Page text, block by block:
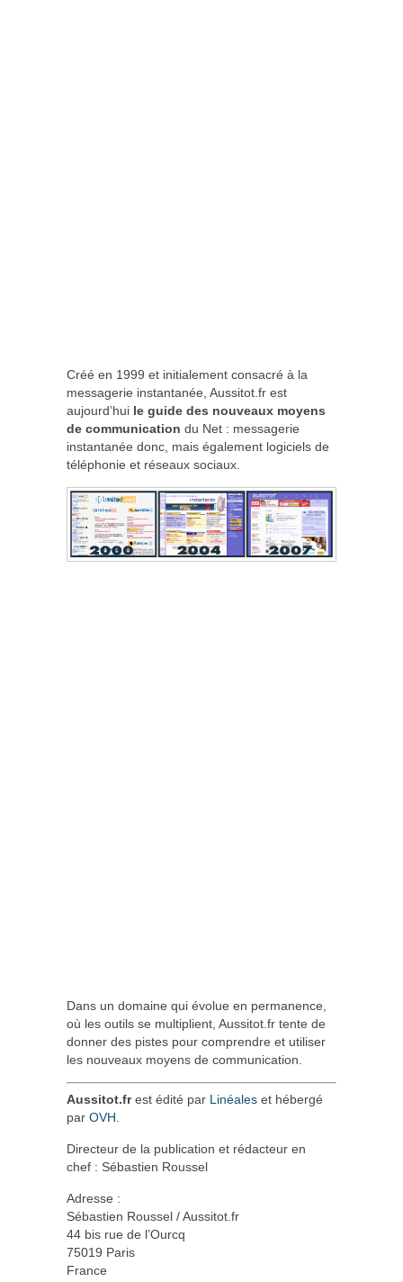
Créé en 1999 et initialement consacré à la
messagerie instantanée, Aussitot.fr est
aujourd’hui le guide des nouveaux moyens
de communication du Net : messagerie
instantanée donc, mais également logiciels de
téléphonie et réseaux sociaux.
Dans un domaine qui évolue en permanence,
où les outils se multiplient, Aussitot.fr tente de
donner des pistes pour comprendre et utiliser
les nouveaux moyens de communication.
Aussitot.frest édité par Linéales et hébergé
par OVH
Directeur de la publication et rédacteur en
chef : Sébastien Roussel
Adresse :
Sébastien Roussel / Aussitot.fr
44 bis rue de l’Ourcq
75019 Paris
France